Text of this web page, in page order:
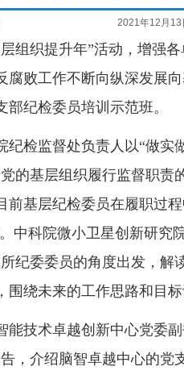
2021年12月13
织提升年”活动，增强各
腐败工作不断向纵深发展
部纪检委员培训示范班。
检监督处负责人以“做实
的基层组织履行监督职责
前基层纪检委员在履职过
中科院微小卫星创新研究
纪委委员的角度出发，解
绕未来的工作思路和目标
技术卓越创新中心党委副
，介绍脑智卓越中心的党